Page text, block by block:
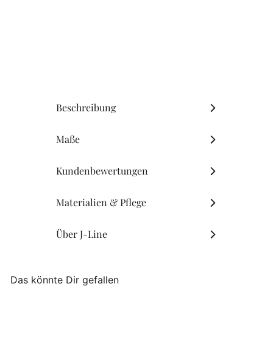
Beschreibung
Maße
Kundenbewertungen
Materialien & Pflege
Über J-Line
Das könnte Dir gefallen